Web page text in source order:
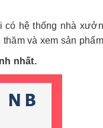
hệ thống nhà
và xem sản
nhất.